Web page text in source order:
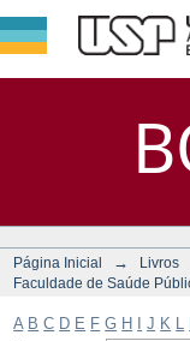
Página Inicial → Livros
Faculdade de Saúde
A B C D E F G H J K